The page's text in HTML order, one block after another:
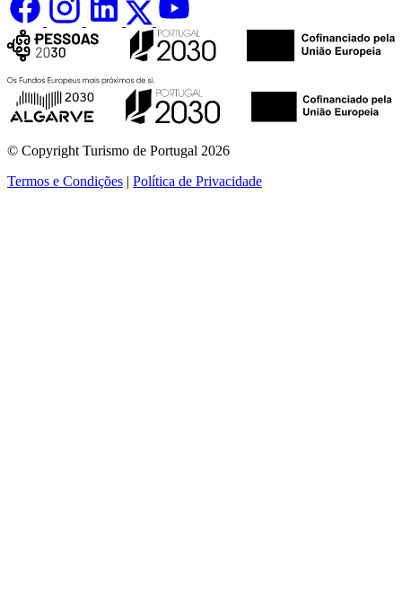
© Copyright Turismo de Portugal 2026
Termos e Condições | Política de Privacidade